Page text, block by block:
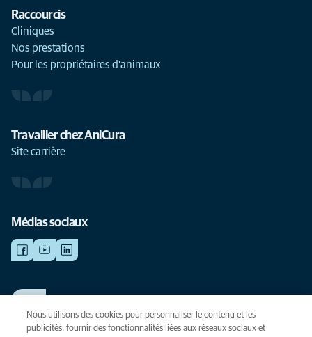
Raccourcis
Cliniques
Nos prestations
Pour les propriétaires d'animaux
Travailler chez AniCura
Site carrière
Médias sociaux
Voir nos offres d'emploi
Nous utilisons des cookies pour personnaliser le contenu et les
publicités, fournir des fonctionnalités liées aux réseaux sociaux et